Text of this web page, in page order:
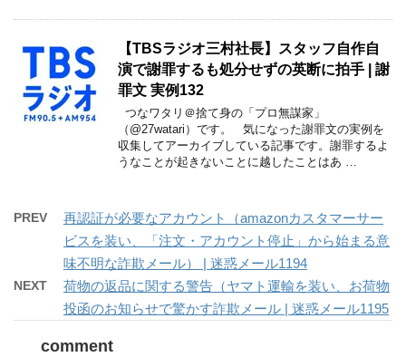
【TBSラジオ三村社長】スタッフ自作自
演で謝罪するも処分せずの英断に拍手 | 謝
罪文 実例132
つなワタリ＠捨て身の「プロ無謀家」
（@27watari）です。 気になった謝罪文の実例を
収集してアーカイブしている記事です。謝罪するよ
うなことが起きないことに越したことはあ …
PREV
再認証が必要なアカウント（amazonカスタマーサー
ビスを装い、「注文・アカウント停止」から始まる意
味不明な詐欺メール） | 迷惑メール1194
NEXT
荷物の返品に関する警告（ヤマト運輸を装い、お荷物
投函のお知らせで驚かす詐欺メール | 迷惑メール1195
comment